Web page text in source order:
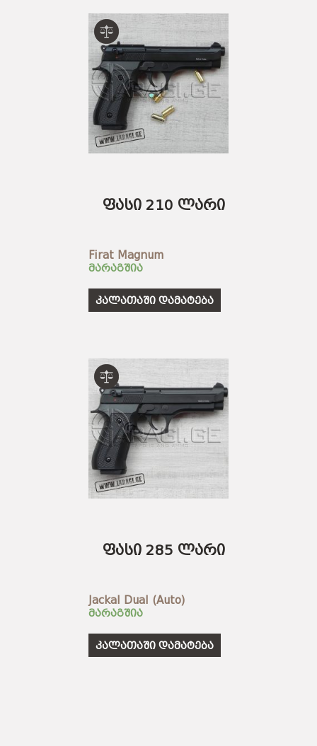
ფასი 210 ლარი
Firat Magnum
მარაგშია
კალათაში დამატება
ფასი 285 ლარი
Jackal Dual (Auto)
მარაგშია
კალათაში დამატება